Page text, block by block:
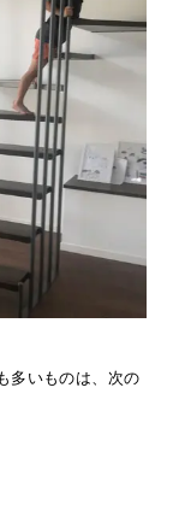
多いものは、次の